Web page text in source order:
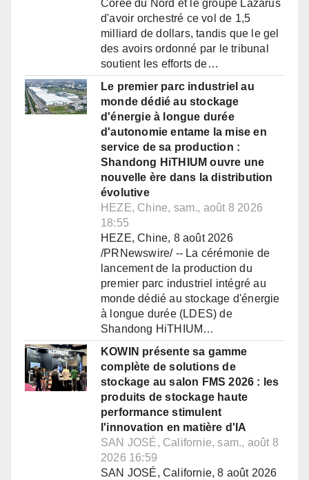
Corée du Nord et le groupe Lazarus
d'avoir orchestré ce vol de 1,5
milliard de dollars, tandis que le gel
des avoirs ordonné par le tribunal
soutient les efforts de…
Le premier parc industriel au
monde dédié au stockage
d'énergie à longue durée
d'autonomie entame la mise en
service de sa production :
Shandong HiTHIUM ouvre une
nouvelle ère dans la distribution
évolutive
HEZE, Chine, sam., août 8 2026
18:55
HEZE, Chine, 8 août 2026
/PRNewswire/ -- La cérémonie de
lancement de la production du
premier parc industriel intégré au
monde dédié au stockage d'énergie
à longue durée (LDES) de
Shandong HiTHIUM…
KOWIN présente sa gamme
complète de solutions de
stockage au salon FMS 2026 : les
produits de stockage haute
performance stimulent
l'innovation en matière d'IA
SAN JOSÉ, Californie, sam., août 8
2026 16:59
SAN JOSÉ, Californie, 8 août 2026